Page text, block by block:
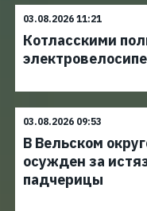
03.08.2026 11:21
Котласскими
03.08.2026 09:53
В Вельском
осужден за
падчерицы